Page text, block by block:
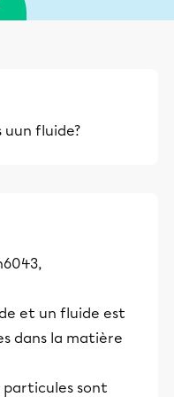
uun fluide?
et un fluide est
dans la matière
particules sont